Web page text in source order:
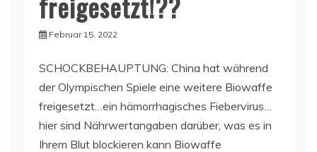
Februar 15, 2022
SCHOCKBEHAUPTUNG: China hat während
der Olympischen Spiele eine weitere Biowaffe
freigesetzt…ein hämorrhagisches Fiebervirus…
hier sind Nährwertangaben darüber, was es in
Ihrem Blut blockieren kann Biowaffe